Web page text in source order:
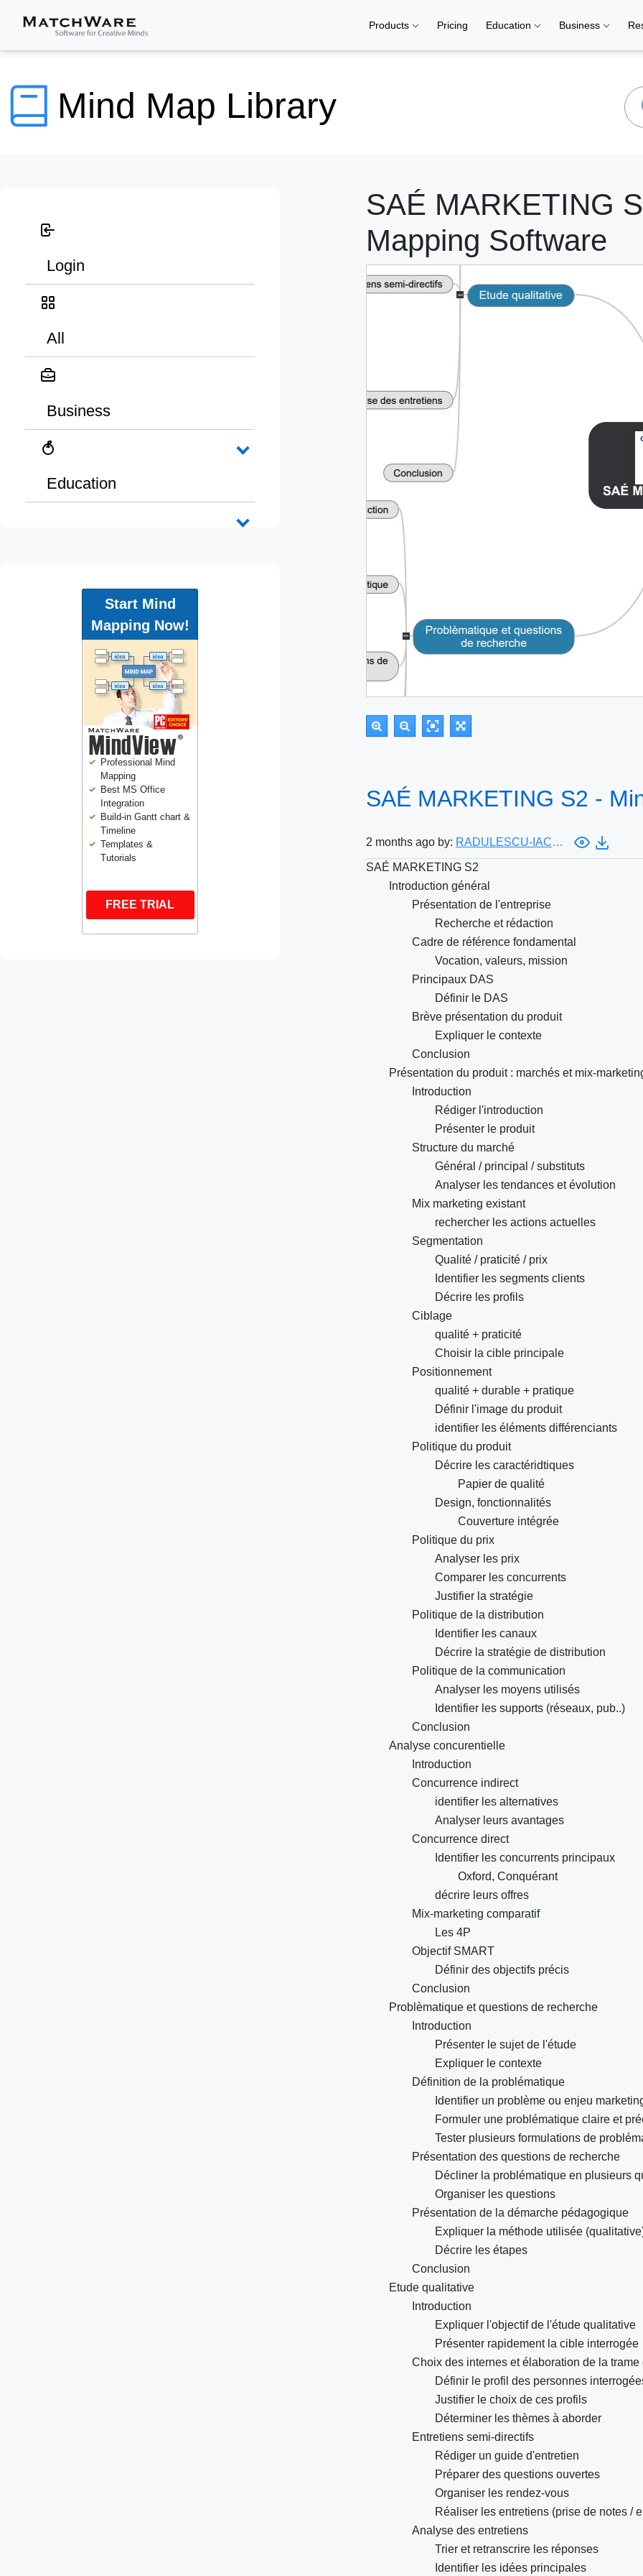
Products Pricing Education Business
Mind Map Library
Login
All
Business
Education
Start Mind
Mapping Now!
Professional Mind
Mapping
Best MS Office
Integration
Build-in Gantt chart &
Timeline
Templates &
Tutorials
FREE TRIAL
SAÉ MARKETING
Mapping Software
SAÉ MARKETING S2 -
2 months ago by: RADULESCU-IACOB Rebeca
SAÉ MARKETING S2
Introduction général
Présentation de l'entreprise
Recherche et rédaction
Cadre de référence fondamental
Vocation, valeurs, mission
Principaux DAS
Définir le DAS
Brève présentation du produit
Expliquer le contexte
Conclusion
Présentation du produit : marchés et mix-
Introduction
Rédiger l'introduction
Présenter le produit
Structure du marché
Général / principal / substituts
Analyser les tendances et évolution
Mix marketing existant
rechercher les actions actuelles
Segmentation
Qualité / praticité / prix
Identifier les segments clients
Décrire les profils
Ciblage
qualité + praticité
Choisir la cible principale
Positionnement
qualité + durable + pratique
Définir l'image du produit
identifier les éléments différenciants
Politique du produit
Décrire les caractéridtiques
Papier de qualité
Design, fonctionnalités
Couverture intégrée
Politique du prix
Analyser les prix
Comparer les concurrents
Justifier la stratégie
Politique de la distribution
Identifier les canaux
Décrire la stratégie de distribution
Politique de la communication
Analyser les moyens utilisés
Identifier les supports (réseaux, pub..)
Conclusion
Analyse concurentielle
Introduction
Concurrence indirect
identifier les alternatives
Analyser leurs avantages
Concurrence direct
Identifier les concurrents principaux
Oxford, Conquérant
décrire leurs offres
Mix-marketing comparatif
Les 4P
Objectif SMART
Définir des objectifs précis
Conclusion
Problèmatique et questions de recherche
Introduction
Présenter le sujet de l'étude
Expliquer le contexte
Définition de la problématique
Identifier un problème ou enjeu
Formuler une problématique claire et
Tester plusieurs formulations de
Présentation des questions de recherche
Décliner la problématique en plusieurs
Organiser les questions
Présentation de la démarche pédagogique
Expliquer la méthode utilisée
Décrire les étapes
Conclusion
Etude qualitative
Introduction
Expliquer l'objectif de l'étude qualitative
Présenter rapidement la cible interrogée
Choix des internes et élaboration de la trame
Définir le profil des personnes
Justifier le choix de ces profils
Déterminer les thèmes à aborder
Entretiens semi-directifs
Rédiger un guide d'entretien
Préparer des questions ouvertes
Organiser les rendez-vous
Réaliser les entretiens (prise de notes /
Analyse des entretiens
Trier et retranscrire les réponses
Identifier les idées principales